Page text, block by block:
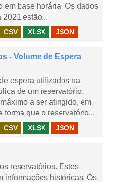
em base horária. Os dados
2021 estão...
CSV XLSX JSON
- Volume de Espera
espera utilizados na
de um reservatório.
a ser atingido, em
forma que o reservatório...
CSV XLSX JSON
reservatórios. Estes
informações históricas. Os